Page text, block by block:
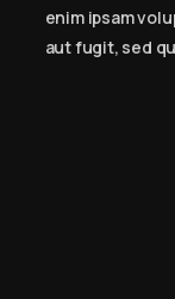
enim ipsam
aut fugit, sed